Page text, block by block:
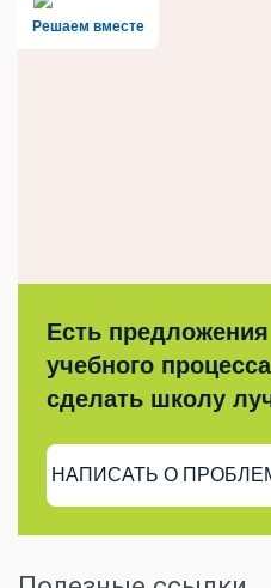
Решаем вместе
Есть
учебного
сделать школу
НАПИСАТЬ О